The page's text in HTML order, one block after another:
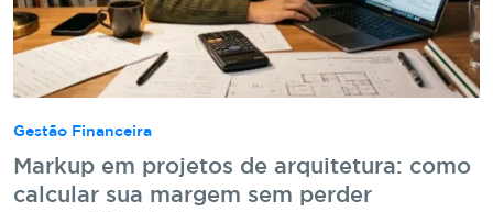
Gestão Financeira
Markup em projetos de arquitetura: como
calcular sua margem sem perder